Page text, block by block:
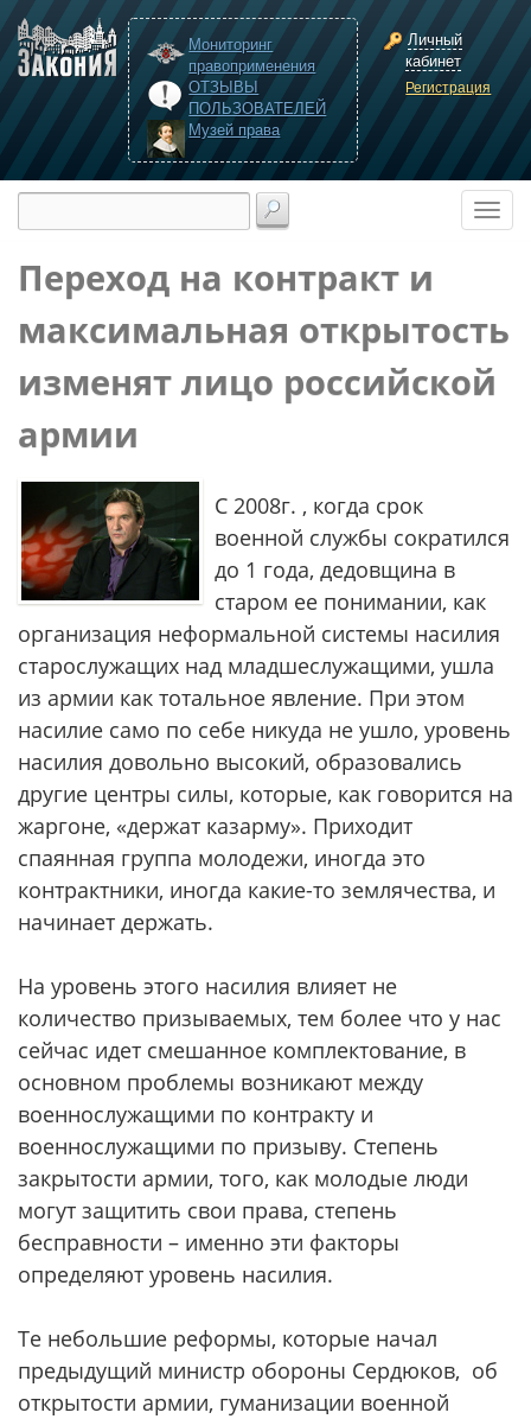
Мониторинг
правоприменения
ОТЗЫВЫ
ПОЛЬЗОВАТЕЛЕЙ
Музей права
Личный
кабинет
Регистрация
Переход на контракт и
максимальная открытость
изменят лицо российской
армии
С 2008г. , когда срок
военной службы сократился
до 1 года, дедовщина в
старом ее понимании, как
организация неформальной системы насилия
старослужащих над младшеслужащими, ушла
из армии как тотальное явление. При этом
насилие само по себе никуда не ушло, уровень
насилия довольно высокий, образовались
другие центры силы, которые, как говорится на
жаргоне, «держат казарму». Приходит
спаянная группа молодежи, иногда это
контрактники, иногда какие-то землячества, и
начинает держать.
На уровень этого насилия влияет не
количество призываемых, тем более что у нас
сейчас идет смешанное комплектование, в
основном проблемы возникают между
военнослужащими по контракту и
военнослужащими по призыву. Степень
закрытости армии, того, как молодые люди
могут защитить свои права, степень
бесправности – именно эти факторы
определяют уровень насилия.
Те небольшие реформы, которые начал
предыдущий министр обороны Сердюков, об
открытости армии, гуманизации военной